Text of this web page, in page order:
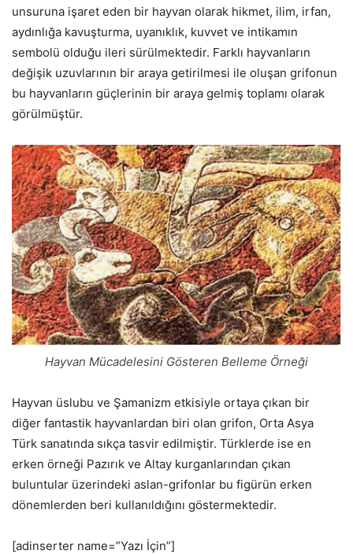
unsuruna işaret eden bir hayvan olarak hikmet, ilim, irfan,
aydınlığa kavuşturma, uyanıklık, kuvvet ve intikamın
sembolü olduğu ileri sürülmektedir. Farklı hayvanların
değişik uzuvlarının bir araya getirilmesi ile oluşan grifonun
bu hayvanların güçlerinin bir araya gelmiş toplamı olarak
görülmüştür.
Hayvan Mücadelesini Gösteren Belleme Örneği
Hayvan üslubu ve Şamanizm etkisiyle ortaya çıkan bir
diğer fantastik hayvanlardan biri olan grifon, Orta Asya
Türk sanatında sıkça tasvir edilmiştir. Türklerde ise en
erken örneği Pazırık ve Altay kurganlarından çıkan
buluntular üzerindeki aslan-grifonlar bu figürün erken
dönemlerden beri kullanıldığını göstermektedir.
[adinserter name=”Yazı İçin”]